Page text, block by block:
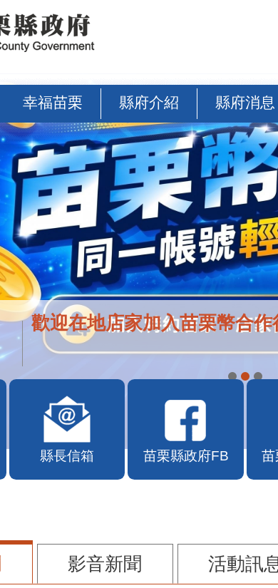
幸福苗栗 縣府介紹 縣府消息
歡迎在地店家加入苗栗幣合作
縣長信箱 苗栗縣政府FB 苗
影音新聞 活動訊